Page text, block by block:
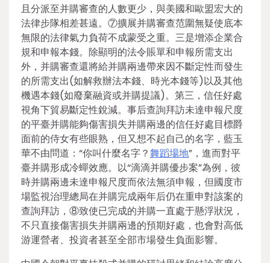
且分派至并購審查的人數更少，與美國和歐盟宏大的
法律步隊相差甚遠。⑦擴展并購審查范圍無疑使底本
無限的法律氣力負荷不成蒙受之重。三是增添企業合
規和申報本錢。除顯明的法令賬單和申報所需支出
外，并購審查還將給并購兩邊帶來因不斷定性而發生
的所需支出(如解救辦法本錢、時光本錢等)以及其他
機遇本錢(如廢棄融資或并購提議)。第三，信任好處
視角下貿易斷定性銳減。事后查詢拜訪未達申報尺度
的平臺并購能夠傷害損失并購兩邊的信任好處目標爵
面前的侍女有些眼熟，但又想不起自己的名字，藍玉
華不由問道：“你叫什麼名字？舞蹈場地”，進而對平
臺并購形成冷蟬效應。以“滴滴并購優步案”為例，彼
時并購兩邊未達申報尺度而依法無須申報，但國度市
場監視治理總局在并購完成兩年后仍在重申對該案的
查詢拜訪，⑧致使已完成的并購一直處于懸浮狀況，
不只直接傷害損失并購兩邊的預期好處，也會對高低
游運營者、投資者甚至全部市場發生負面影響。